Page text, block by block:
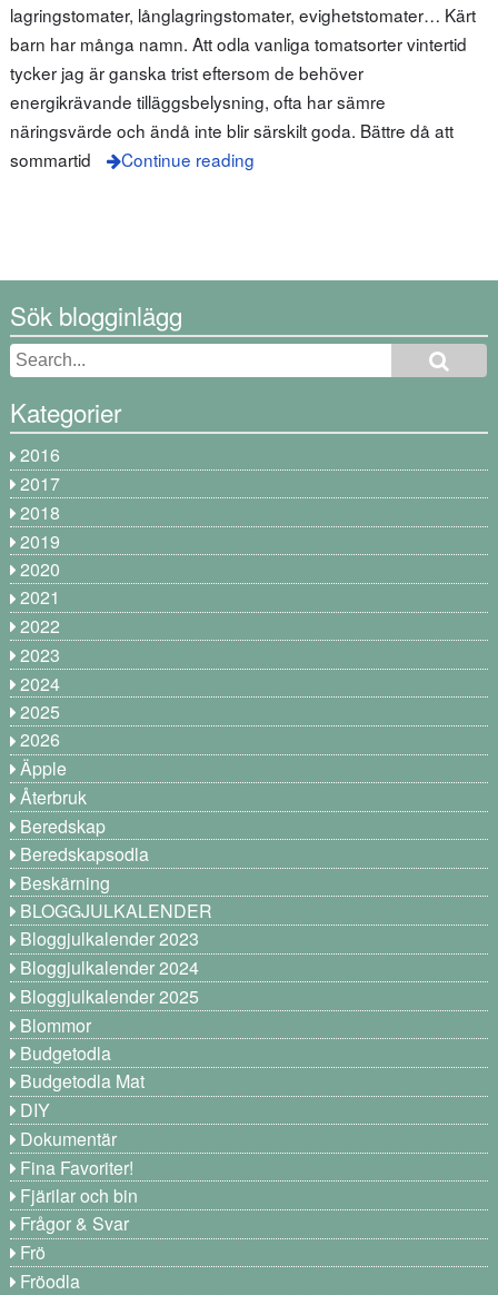
lagringstomater, långlagringstomater, evighetstomater… Kärt
barn har många namn. Att odla vanliga tomatsorter vintertid
tycker jag är ganska trist eftersom de behöver
energikrävande tilläggsbelysning, ofta har sämre
näringsvärde och ändå inte blir särskilt goda. Bättre då att
sommartid
Continue reading
Sök blogginlägg
Kategorier
2016
2017
2018
2019
2020
2021
2022
2023
2024
2025
2026
Äpple
Återbruk
Beredskap
Beredskapsodla
Beskärning
BLOGGJULKALENDER
Bloggjulkalender 2023
Bloggjulkalender 2024
Bloggjulkalender 2025
Blommor
Budgetodla
Budgetodla Mat
DIY
Dokumentär
Fina Favoriter!
Fjärilar och bin
Frågor & Svar
Frö
Fröodla